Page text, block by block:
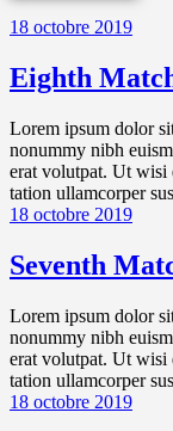
18 octobre 2019
Eighth
Lorem ipsum dolor
nonummy nibh
erat volutpat. Ut wisi
tation ullamcorper
18 octobre 2019
Seventh
Lorem ipsum dolor
nonummy nibh
erat volutpat. Ut wisi
tation ullamcorper
18 octobre 2019